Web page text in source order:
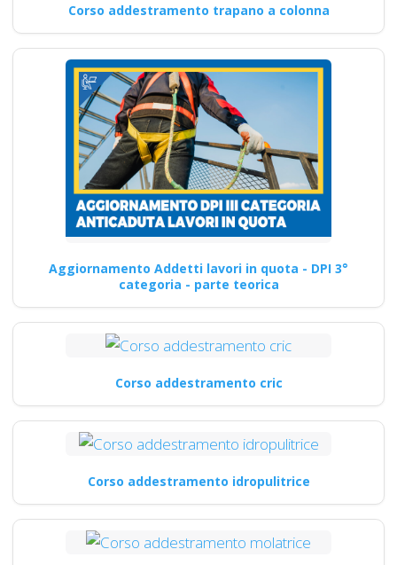
Corso addestramento trapano a colonna
Aggiornamento Addetti lavori in quota - DPI 3°
categoria - parte teorica
Corso addestramento cric
Corso addestramento idropulitrice